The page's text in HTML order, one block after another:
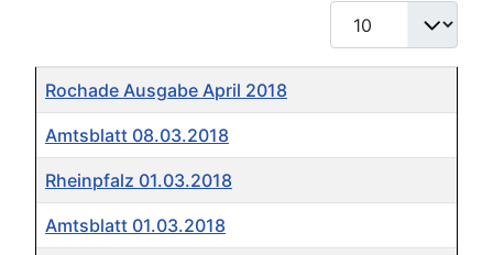
Anzeige #
Titel
Rochade Ausgabe April 2018
Amtsblatt 08.03.2018
Rheinpfalz 01.03.2018
Amtsblatt 01.03.2018